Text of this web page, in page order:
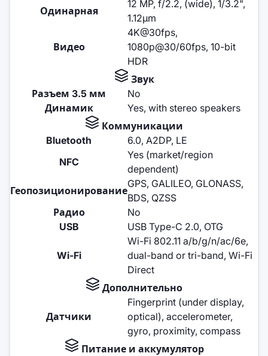
Одинарная
12 MP, f/2.2, (wide), 1/3.2",
1.12µm
Видео
4K@30fps,
1080p@30/60fps, 10-bit
HDR
Звук
Разъем 3.5 мм
No
Динамик
Yes, with stereo speakers
Коммуникации
Bluetooth
6.0, A2DP, LE
NFC
Yes (market/region
dependent)
Геопозиционирование
GPS, GALILEO, GLONASS,
BDS, QZSS
Радио
No
USB
USB Type-C 2.0, OTG
Wi-Fi
Wi-Fi 802.11 a/b/g/n/ac/6e,
dual-band or tri-band, Wi-Fi
Direct
Дополнительно
Датчики
Fingerprint (under display,
optical), accelerometer,
gyro, proximity, compass
Питание и аккумулятор